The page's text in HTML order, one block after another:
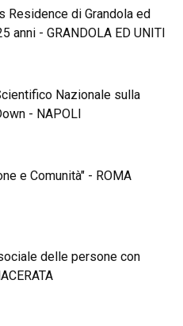
Residence di Grandola ed
anni - GRANDOLA ED UNITI
Nazionale sulla
- NAPOLI
e Comunità" - ROMA
delle persone con